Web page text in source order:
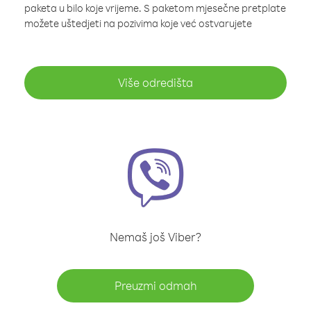
paketa u bilo koje vrijeme. S paketom mjesečne pretplate
možete uštedjeti na pozivima koje već ostvarujete
Više odredišta
Nemaš još Viber?
Preuzmi odmah